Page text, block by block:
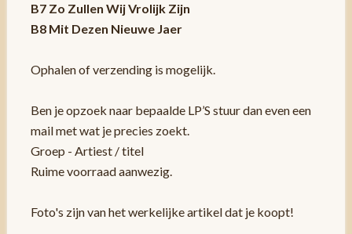
B7 Zo Zullen Wij Vrolijk Zijn
B8 Mit Dezen Nieuwe Jaer
Ophalen of verzending is mogelijk.
Ben je opzoek naar bepaalde LP’S stuur dan even een
mail met wat je precies zoekt.
Groep - Artiest / titel
Ruime voorraad aanwezig.
Foto's zijn van het werkelijke artikel dat je koopt!